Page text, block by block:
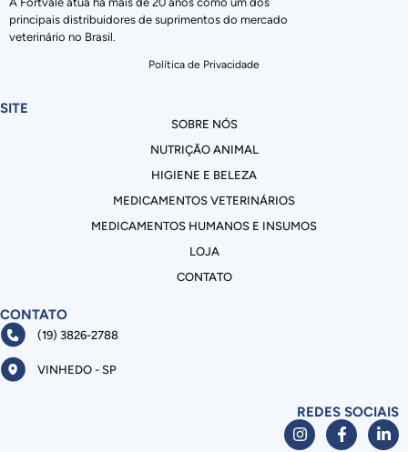
principais distribuidores de suprimentos do mercado
veterinário no Brasil.
Política de Privacidade
SITE
SOBRE NÓS
NUTRIÇÃO ANIMAL
HIGIENE E BELEZA
MEDICAMENTOS VETERINÁRIOS
MEDICAMENTOS HUMANOS E INSUMOS
LOJA
CONTATO
CONTATO
(19) 3826-2788
VINHEDO - SP
REDES SOCIAIS